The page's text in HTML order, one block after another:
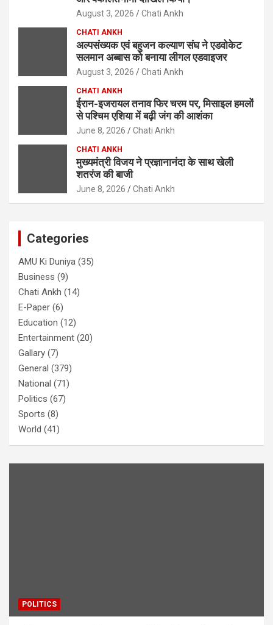
August 3, 2026 Chati Ankh
CHATI ANKH
अल्पसंख्यक एवं बहुजन कल्याण संघ ने एडवोकेट
सलमान अब्बास को बनाया लीगल एडवाइजर
August 3, 2026 Chati Ankh
CHATI ANKH
ईरान-इजरायल तनाव फिर चरम पर, मिसाइल हमलों
से पश्चिम एशिया में बढ़ी जंग की आशंका
June 8, 2026 Chati Ankh
CHATI ANKH
मुख्यमंत्री विजय ने प्रज्ञानानंदा के साथ खेली
शतरंज की बाजी
June 8, 2026 Chati Ankh
Categories
AMU Ki Duniya (35)
Business (9)
Chati Ankh (14)
E-Paper (6)
Education (12)
Entertainment (20)
Gallary (7)
General (379)
National (71)
Politics (67)
Sports (8)
World (41)
POLITICS